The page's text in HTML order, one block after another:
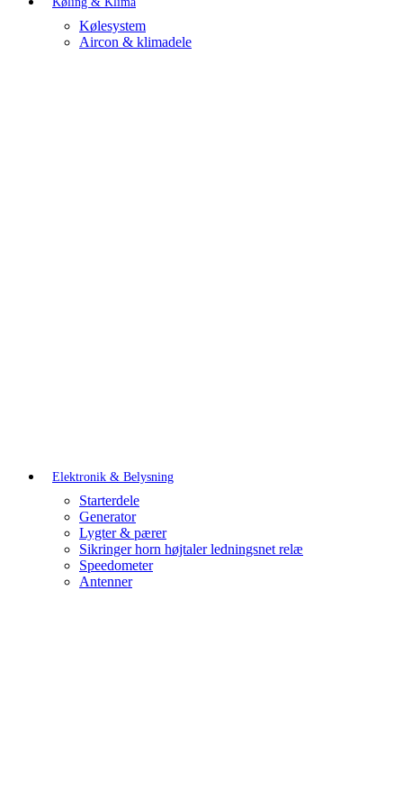
Kølesystem
Aircon & klimadele
Elektronik & Belysning
Starterdele
Generator
Lygter & pærer
Sikringer horn højtaler ledningsnet relæ
Speedometer
Antenner